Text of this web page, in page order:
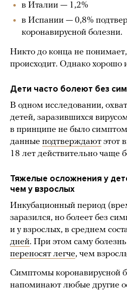
в Италии — 1,2%
в Испании — 0,8%
коронавирусной болезни.
Никто до конца не
происходит. Однако хорошо
Дети часто болеют без
В одном исследовании,
детей, заразившихся
в принципе не было
данные подтверждают этот
18 лет действительно чаще
Тяжелые осложнения у
чем у взрослых
Инкубационный период
заразился, но болеет без
и у взрослых, в среднем
дней. При этом саму
переносят легче, чем
Симптомы коронавирусной
напоминают любые другие